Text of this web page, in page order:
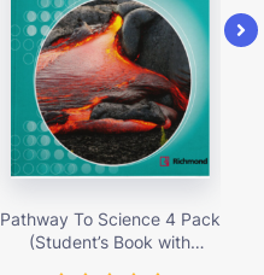
Pathway To Science 4 Pack
(Student’s Book with